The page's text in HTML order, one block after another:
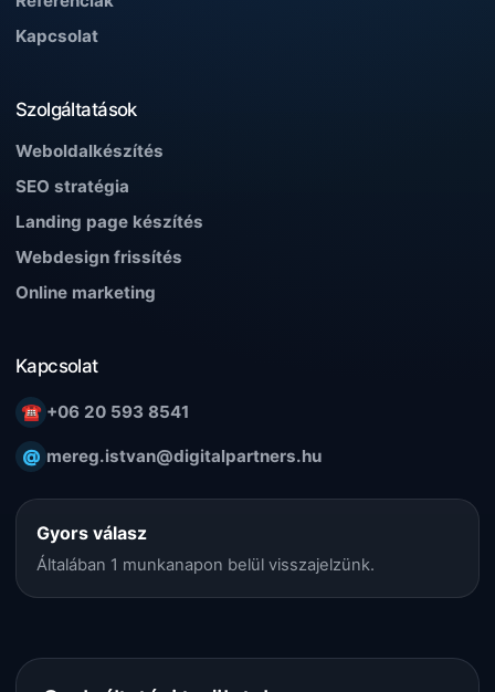
Kapcsolat
Szolgáltatások
Weboldalkészítés
SEO stratégia
Landing page készítés
Webdesign frissítés
Online marketing
Kapcsolat
☎ +06 20 593 8541
@ mereg.istvan@digitalpartners.hu
Gyors válasz
Általában 1 munkanapon belül visszajelzünk.